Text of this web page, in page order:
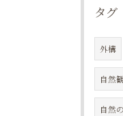
タグ
外構
自然
自然